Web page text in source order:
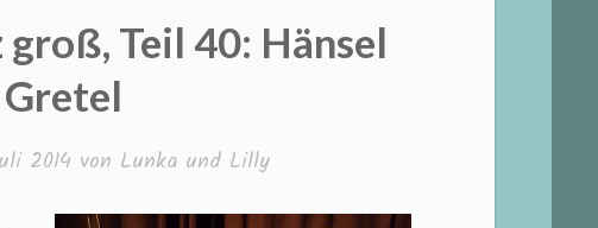
Teil 40: Hänsel
2014 von Lunka und Lilly